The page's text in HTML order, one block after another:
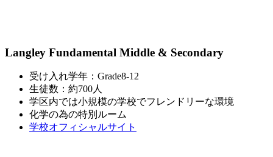
Langley Fundamental Middle & Secondary
受け入れ学年：Grade8-12
生徒数：約700人
学区内では小規模の学校でフレンドリーな環境
化学の為の特別ルーム
学校オフィシャルサイト